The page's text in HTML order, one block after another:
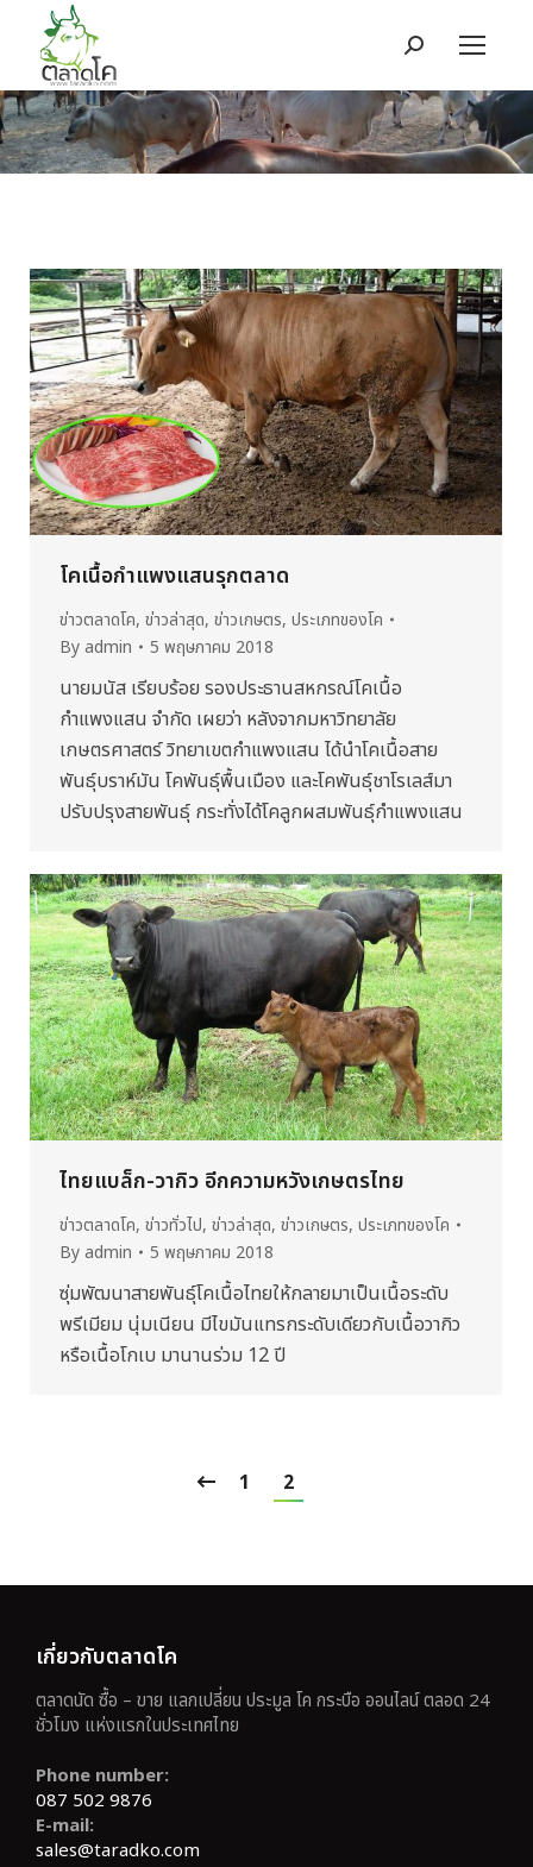
Search:
โคเนื้อกำแพงแสนรุกตลาด
ข่าวตลาดโค, ข่าวล่าสุด, ข่าวเกษตร, ประเภทของโค
Byadmin 5 พฤษภาคม 2018
นายมนัส เรียบร้อย รองประธานสหกรณ์โคเนื้อ
กำแพงแสน จำกัด เผยว่า หลังจากมหาวิทยาลัย
เกษตรศาสตร์ วิทยาเขตกำแพงแสน ได้นำโคเนื้อสาย
พันธุ์บราห์มัน โคพันธุ์พื้นเมือง และโคพันธุ์ชาโรเลส์มา
ปรับปรุงสายพันธุ์ กระทั่งได้โคลูกผสมพันธุ์กำแพงแสน
ไทยแบล็ก-วากิว อีกความหวังเกษตรไทย
ข่าวตลาดโค, ข่าวทั่วไป, ข่าวล่าสุด, ข่าวเกษตร, ประเภทของโค
Byadmin 5 พฤษภาคม 2018
ซุ่มพัฒนาสายพันธุ์โคเนื้อไทยให้กลายมาเป็นเนื้อระดับ
พรีเมียม นุ่มเนียน มีไขมันแทรกระดับเดียวกับเนื้อวากิว
หรือเนื้อโกเบ มานานร่วม 12 ปี
1 2
เกี่ยวกับตลาดโค
ตลาดนัด ซื้อ – ขาย แลกเปลี่ยน ประมูล โค กระบือ ออนไลน์ ตลอด 24
ชั่วโมง แห่งแรกในประเทศไทย
Phone number:
087 502 9876
E-mail:
sales@taradko.com